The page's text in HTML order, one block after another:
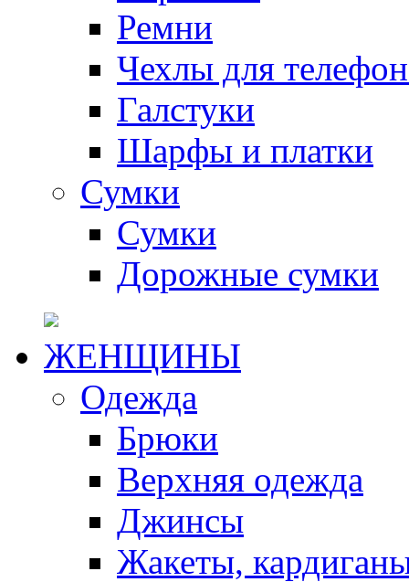
Ремни
Чехлы для
Галстуки
Шарфы и платки
Сумки
Сумки
Дорожные сумки
ЖЕНЩИНЫ
Одежда
Брюки
Верхняя одежда
Джинсы
Жакеты,